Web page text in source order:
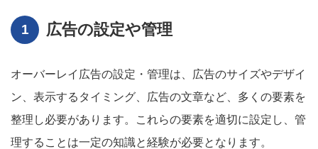
広告の設定や管理
オーバーレイ広告の設定・管理は、広告のサイズやデザイ
ン、表示するタイミング、広告の文章など、多くの要素を
整理し必要があります。これらの要素を適切に設定し、管
理することは一定の知識と経験が必要となります。